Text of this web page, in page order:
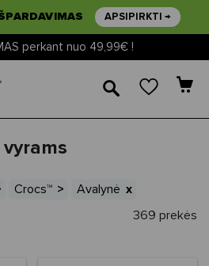
APSIPIRKTI →
perkant nuo 49,99€ !
🔎
vyrams
Crocs™ Avalynė
369 prekės